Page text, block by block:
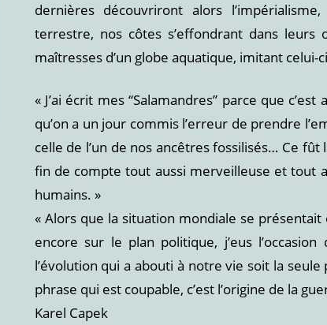
dernières découvriront alors
terrestre, nos côtes s’effondrant dans leurs
maîtresses d’un globe aquatique, imitant celui-
« J’ai écrit mes “Salamandres” parce que
qu’on a un jour commis l’erreur de prendre
celle de l’un de nos ancêtres fossilisés… Ce
fin de compte tout aussi merveilleuse et tout
humains. »
« Alors que la situation mondiale se
encore sur le plan politique, j’eus
l’évolution qui a abouti à notre vie soit la
phrase qui est coupable, c’est l’origine de la
Karel Capek